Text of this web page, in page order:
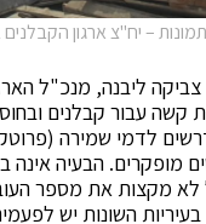
– יח"צ ארגון
צביקה ליבנה, מנכ"ל
קשה עבור קבלנים
לדמי שמירה
מופקרים. הבעיה
השונות יש